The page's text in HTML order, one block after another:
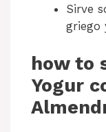
Sirve
griego
how to
Yogur